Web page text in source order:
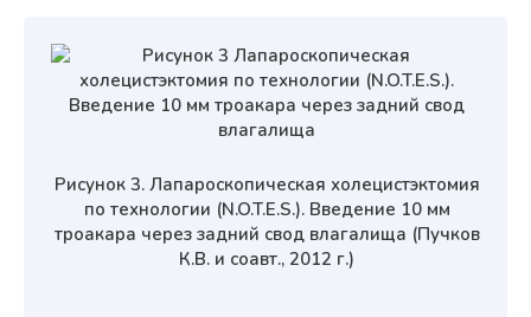
Рисунок 3. Лапароскопическая холецистэктомия
по технологии (N.O.T.E.S.). Введение 10 мм
троакара через задний свод влагалища (Пучков
К.В. и соавт., 2012 г.)